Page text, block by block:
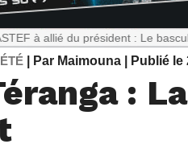
du président : Le basculement
| Par Maimouna | Publié
: